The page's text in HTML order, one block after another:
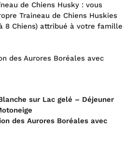
de Chiens Husky : vous
Traineau de Chiens Huskies
8 Chiens) attribué à votre famille
des Aurores Boréales avec
sur Lac gelé – Déjeuner
des Aurores Boréales avec